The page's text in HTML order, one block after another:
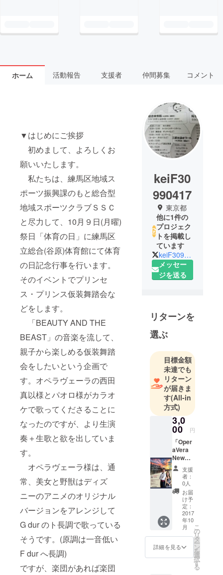
ホーム 活動報告 支援者 仲間募集 コメント
▼はじめにご挨拶
初めまして、よろしくお
願いいたします。
私たちは、練馬区地域ス
ポーツ振興課のもと総合型
地域スポーツクラブＳＳＣ
と尽力して、10月９日(月曜)
祭日「体育の日」に練馬区
立総合(谷原)体育館にて体育
の日記念行事を行います。
そのイベントでプリンセ
ス・プリンス仮装舞踏会な
どをします。
「BEAUTY AND THE
BEAST」の音楽を流して、
親子から楽しめる仮装舞踏
会をしたいという企画で
す。オペラヴェーラの西田
真以様とパオロ様がカラオ
ケで歌ってくださることに
なったのですが、より生演
奏＋生歌と欲を出していま
す。
オペラヴェーラ様は、通
常、美女と野獣はディズ
ニーのアニメのオリジナル
バージョンをアレンジして
G dur のト長調で歌っている
そうです。(原調は一音低い
F dur へ長調)
ですが、楽団があれば楽団
keiF30
990417
東京都
他に1件の
プロジェク
トを掲載し
ています
keiF30990417
メッセー
ジを送る
リターンを
選ぶ
目標金額
未達でも
リターン
が届きま
す(All-in
方式)
3,0
00 円
「Oper
aVera
New
Year
Concer
t」2018
年１月
９日(火
曜)19:1
5開演会
場東京
都練馬
区大泉
学園ゆ
めりあ
ホール
支援
者：
0人
お届
け予
定：
2017
年10
月
詳細を見る
こ
の
リ
タ
ー
ン
を
選
択
す
る